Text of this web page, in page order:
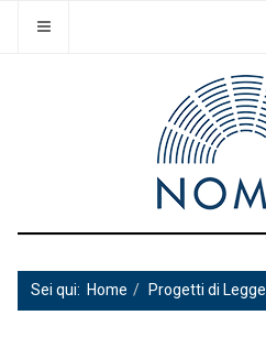
Sei qui: Home Progetti di Legge